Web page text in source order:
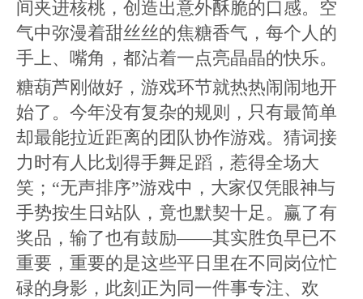
间夹进核桃，创造出意外酥脆的口感。空
气中弥漫着甜丝丝的焦糖香气，每个人的
手上、嘴角，都沾着一点亮晶晶的快乐。
糖葫芦刚做好，游戏环节就热热闹闹地开
始了。今年没有复杂的规则，只有最简单
却最能拉近距离的团队协作游戏。猜词接
力时有人比划得手舞足蹈，惹得全场大
笑；“无声排序”游戏中，大家仅凭眼神与
手势按生日站队，竟也默契十足。赢了有
奖品，输了也有鼓励——其实胜负早已不
重要，重要的是这些平日里在不同岗位忙
碌的身影，此刻正为同一件事专注、欢